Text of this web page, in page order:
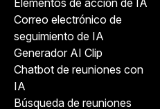
Elementos de acción de IA
Correo electrónico de
seguimiento de IA
Generador AI Clip
Chatbot de reuniones con
IA
Búsqueda de reuniones